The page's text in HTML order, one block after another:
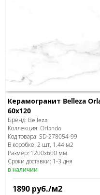
Керамогранит Belleza
60х120
Бренд: Belleza
Коллекция: Orlando
Код товара: SD-278054-99
В коробке: 2 шт, 1.44 м2
Размер: 1200x600 мм
Сроки доставки: 1-3 дня
в наличии
1890 руб./м2